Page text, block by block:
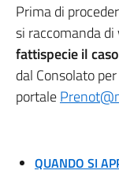
Prima di
si raccomanda
fattispecie il
dal Consolato
portale
QUANDO SI